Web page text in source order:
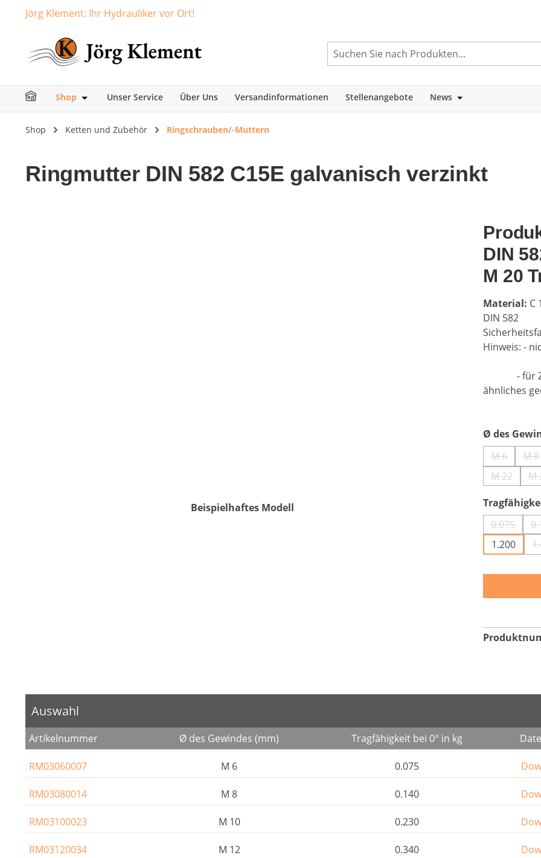
Zur Hauptnavigation springen
Jörg Klement: Ihr Hydrauliker vor Ort!
Shop Öffne oder Schließe das Dropdown der Kategorie Shop
Unser Service Über Uns Versandinformationen Stellenangebote News Öffne oder
Shop Ketten und Zubehör Ringschrauben/-Muttern
Ringmutter DIN 582 C15E galvanisch verzinkt
Beispielhaftes Modell
DIN
M 20
Material: C
DIN 582
Hinweis: -
- für
ähnliches
Ø des
M 6(DieseM 8
M 22(DieseM
0.075(Diese
1.200
Auswahl
Artikelnummer Ø des Gewindes (mm) Tragfähigkeit bei 0° in kg
RM03060007 M 6 0.075
RM03080014 M 8 0.140
RM03100023 M 10 0.230
RM03120034 M 12 0.340